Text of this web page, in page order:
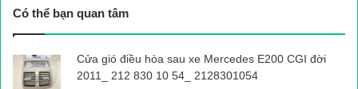
Trao đổi qua điện thoại với PV Báo Giao thông, một lãnh đạo
Công an huyện Hương Sơn cho biết, hiện đã có 1 nạn nhân tử
vong, những người còn lại sức khỏe cơ bản ổn định.
Có thể bạn quan tâm
Cửa gió điều hòa sau xe Mercedes E200 CGI đời
2011_ 212 830 10 54_ 2128301054